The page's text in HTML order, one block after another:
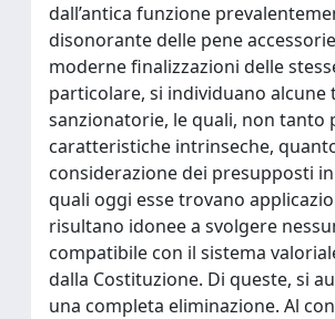
dall’antica funzione
disonorante delle pene
moderne finalizzazioni delle
particolare, si individuano alcune
sanzionatorie, le quali, non tanto
caratteristiche intrinseche,
considerazione dei presupposti
quali oggi esse trovano
risultano idonee a svolgere
compatibile con il sistema
dalla Costituzione. Di queste, si
una completa eliminazione. Al